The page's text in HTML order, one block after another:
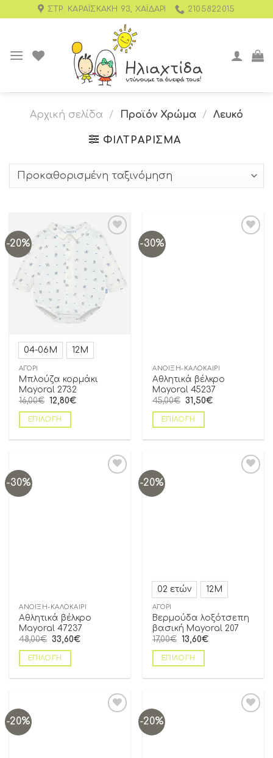
ΣΤΡ. ΚΑΡΑΪΣΚΆΚΗ 93, ΧΑΪΔΆΡΙ 2105822015
Αρχική σελίδα / Προϊόν Χρώμα / Λευκό
ΦΙΛΤΡΆΡΙΣΜΑ
-20%
Add to
wishlist
04-06Μ 12Μ
ΑΓΌΡΙ
Mπλούζα κορμάκι
Mayoral 2732
16,00€ 12,80€
ΕΠΙΛΟΓΉ
-30%
ΆΝΟΙΞΗ-ΚΑΛΟΚΑΊΡΙ
Αθλητικά βέλκρο
Mayoral 45237
45,00€ 31,50€
ΕΠΙΛΟΓΉ
-30%
ΆΝΟΙΞΗ-ΚΑΛΟΚΑΊΡΙ
Αθλητικά βέλκρο
Mayoral 47237
48,00€ 33,60€
ΕΠΙΛΟΓΉ
-20%
02 ετών 12Μ
ΑΓΌΡΙ
Βερμούδα λοξότσεπη
βασική Mayoral 207
17,00€ 13,60€
ΕΠΙΛΟΓΉ
-20% -20%